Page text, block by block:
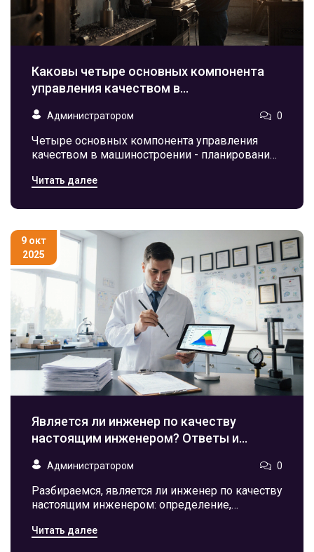
Каковы четыре основных компонента
управления качеством в
Администратором 0
Четыре основных компонента управления
качеством в машиностроении - планирование,
одного из них система дает сбой. Узнайте, как
на производстве.
Читать далее
9 окт
2025
Является ли инженер по качеству
настоящим инженером? Ответы и
Администратором 0
Разбираемся, является ли инженер по качеству
настоящим инженером: определение,
реальные примеры.
Читать далее